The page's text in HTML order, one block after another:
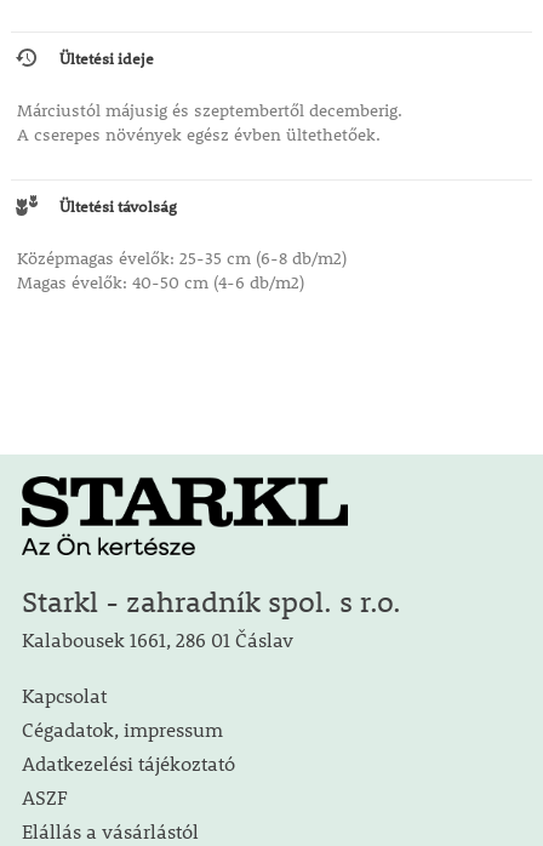
Ültetési ideje
Márciustól májusig és szeptembertől decemberig.
A cserepes növények egész évben ültethetőek.
Ültetési távolság
Középmagas évelők: 25-35 cm (6-8 db/m2)
Magas évelők: 40-50 cm (4-6 db/m2)
Starkl - zahradník spol. s r.o.
Kalabousek 1661, 286 01 Čáslav
Kapcsolat
Cégadatok, impressum
Adatkezelési tájékoztató
ASZF
Elállás a vásárlástól